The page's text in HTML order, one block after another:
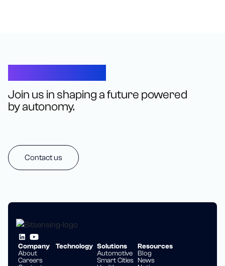
Join us in shaping a future powered
by autonomy.
Contact us
Company
About
Careers
Technology Solutions
Automotive
Smart Cities
Resources
Blog
News